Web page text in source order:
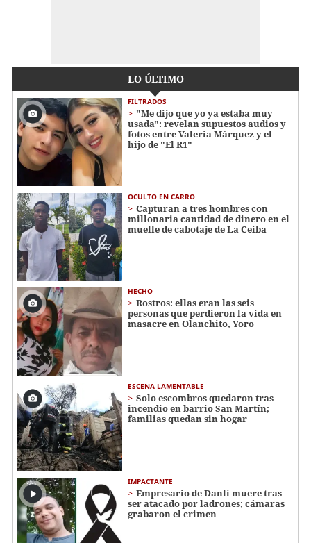
LO ÚLTIMO
FILTRADOS
"Me dijo que yo ya estaba muy
usada": revelan supuestos audios y
fotos entre Valeria Márquez y el
hijo de "El R1"
OCULTO EN CARRO
Capturan a tres hombres con
millonaria cantidad de dinero en el
muelle de cabotaje de La Ceiba
HECHO
Rostros: ellas eran las seis
personas que perdieron la vida en
masacre en Olanchito, Yoro
ESCENA LAMENTABLE
Solo escombros quedaron tras
incendio en barrio San Martín;
familias quedan sin hogar
IMPACTANTE
Empresario de Danlí muere tras
ser atacado por ladrones; cámaras
grabaron el crimen